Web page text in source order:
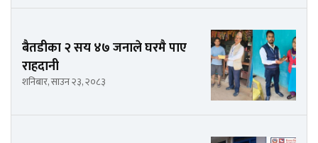
बैतडीका २ सय ४७ जनाले घरमै पाए
राहदानी
शनिबार, साउन २३, २०८३